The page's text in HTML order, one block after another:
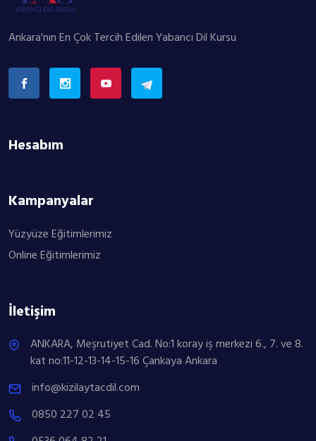
Ankara'nın En Çok Tercih Edilen Yabancı Dil Kursu
Hesabım
Kampanyalar
Yüzyüze Eğitimlerimiz
Online Eğitimlerimiz
İletişim
ANKARA, Meşrutiyet Cad. No:1 koray iş merkezi 6., 7. ve 8.
kat no:11-12-13-14-15-16 Çankaya Ankara
info@kizilaytacdil.com
0850 227 02 45